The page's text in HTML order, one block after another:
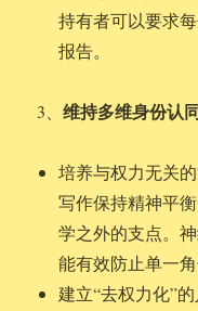
持有者可以要求
报告。
3、维持多维身份认
培养与权力无关
写作保持精神平
学之外的支点。
能有效防止单一
建立“去权力化”